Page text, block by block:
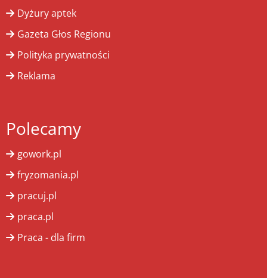
Dyżury aptek
Gazeta Głos Regionu
Polityka prywatności
Reklama
Polecamy
gowork.pl
fryzomania.pl
pracuj.pl
praca.pl
Praca - dla firm